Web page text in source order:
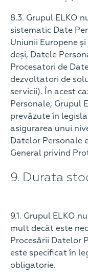
8.3. Grupul ELKO
sistematic Date
Uniunii Europene
deși, Datele
Procesatori de
dezvoltatori de
servicii). În acest
Personale, Grupul
prevăzute în
asigurarea unui
Datelor Personale
General privind
9. Durata
9.1. Grupul ELKO
mult decât este
Procesării Datelor
este specificat în
obligatorie.